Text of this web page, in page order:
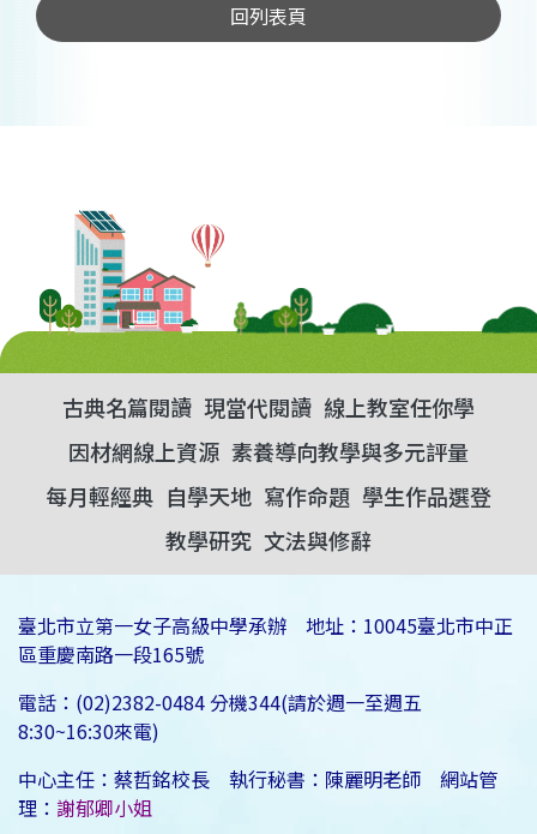
回列表頁
古典名篇閱讀 現當代閱讀 線上教室任你學
因材網線上資源 素養導向教學與多元評量
每月輕經典 自學天地 寫作命題 學生作品選登
教學研究 文法與修辭
臺北市立第一女子高級中學承辦 地址：10045臺北市中正
區重慶南路一段165號
電話：(02)2382-0484 分機344(請於週一至週五
8:30~16:30來電)
中心主任：蔡哲銘校長 執行秘書：陳麗明老師 網站管
理： 謝郁卿小姐